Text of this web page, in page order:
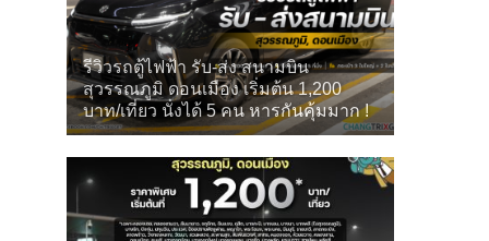
รีวิวรถตู้ไฟฟ้า รับ-ส่ง สนามบิน
สุวรรณภูมิ ดอนเมือง เริ่มต้น 1,200
บาท/เที่ยว นั่งได้ 5 คน หารกันคุ้มมาก !